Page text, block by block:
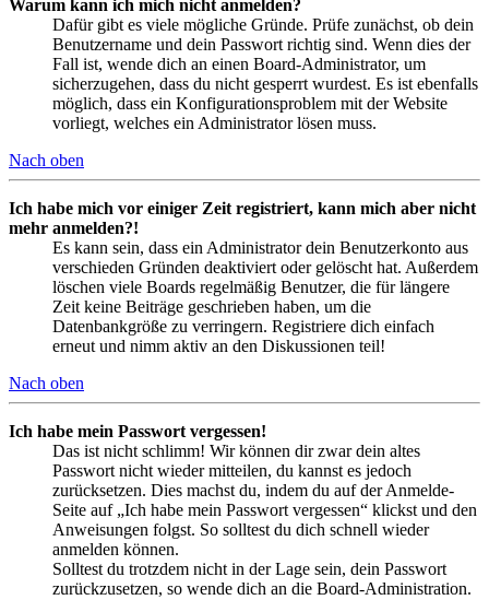
Warum kann ich mich nicht anmelden?
Dafür gibt es viele mögliche Gründe. Prüfe zunächst, ob dein
Benutzername und dein Passwort richtig sind. Wenn dies der
Fall ist, wende dich an einen Board-Administrator, um
sicherzugehen, dass du nicht gesperrt wurdest. Es ist ebenfalls
möglich, dass ein Konfigurationsproblem mit der Website
vorliegt, welches ein Administrator lösen muss.
Nach oben
Ich habe mich vor einiger Zeit registriert, kann mich aber nicht
mehr anmelden?!
Es kann sein, dass ein Administrator dein Benutzerkonto aus
verschieden Gründen deaktiviert oder gelöscht hat. Außerdem
löschen viele Boards regelmäßig Benutzer, die für längere
Zeit keine Beiträge geschrieben haben, um die
Datenbankgröße zu verringern. Registriere dich einfach
erneut und nimm aktiv an den Diskussionen teil!
Nach oben
Ich habe mein Passwort vergessen!
Das ist nicht schlimm! Wir können dir zwar dein altes
Passwort nicht wieder mitteilen, du kannst es jedoch
zurücksetzen. Dies machst du, indem du auf der Anmelde-
Seite auf „Ich habe mein Passwort vergessen“ klickst und den
Anweisungen folgst. So solltest du dich schnell wieder
anmelden können.
Solltest du trotzdem nicht in der Lage sein, dein Passwort
zurückzusetzen, so wende dich an die Board-Administration.